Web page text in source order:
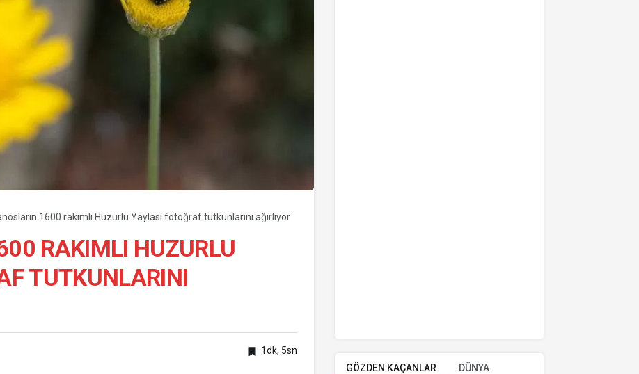
1600 rakımlı Huzurlu Yaylası fotoğraf tutkunlarını ağırlıyor
RAKIMLI HUZURLU
TUTKUNLARINI
1dk, 5sn
GÖZDEN KAÇANLAR DÜNYA